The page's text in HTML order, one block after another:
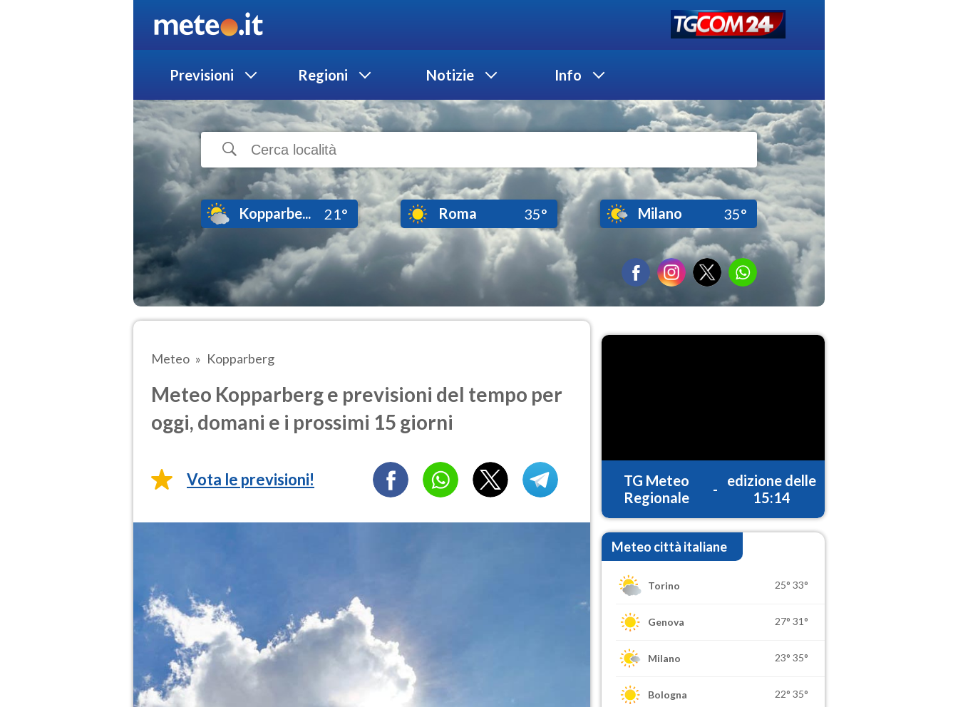
Previsioni Regioni Notizie Info
Kopparbe... 21° Roma 35° Milano 35°
Meteo Kopparberg
Meteo Kopparberg e previsioni del tempo per
oggi, domani e i prossimi 15 giorni
Vota le previsioni!
TG Meteo
Regionale
-
edizione delle
15:14
Meteo città italiane
Torino 25° 33°
Genova 27° 31°
Milano 23° 35°
Bologna 22° 35°